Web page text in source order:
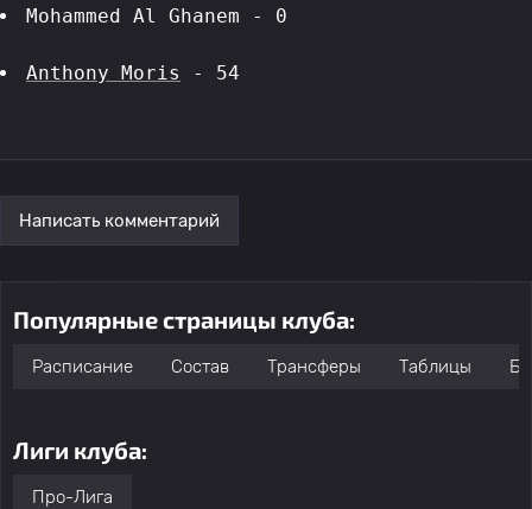
Mohammed Al Ghanem - 0
Anthony Moris - 54
Написать комментарий
Популярные страницы клуба:
Расписание Состав Трансферы Таблицы
Лиги клуба:
Про-Лига